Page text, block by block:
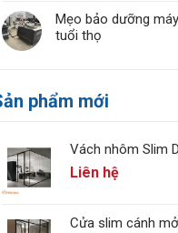
Mẹo bảo dưỡng
tuổi thọ
phẩm mới
Vách nhôm Slim
Liên hệ
Cửa slim cánh